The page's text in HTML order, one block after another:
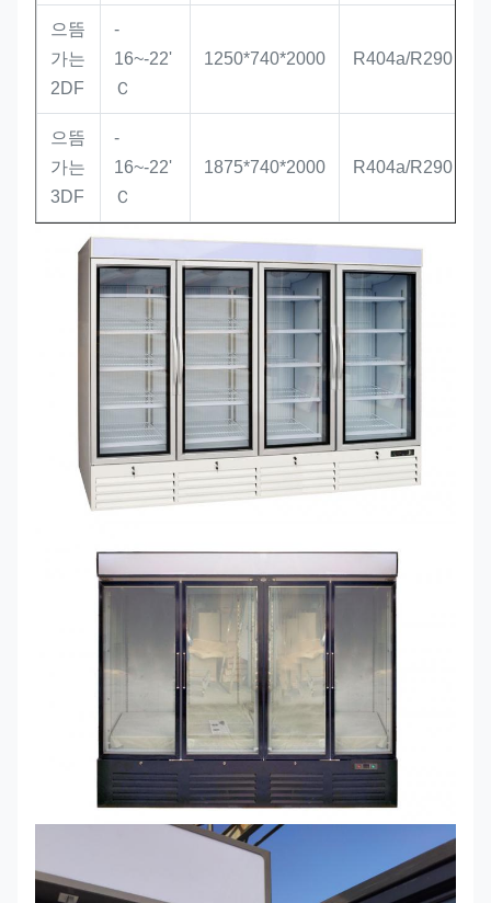
으뜸
가는
2DF
-
16~-22'
Ｃ
1250*740*2000 R404a/R290
으뜸
가는
3DF
-
16~-22'
Ｃ
1875*740*2000 R404a/R290